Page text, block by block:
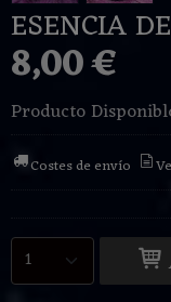
ESENCIA
8,00 €
Producto
Costes de envío